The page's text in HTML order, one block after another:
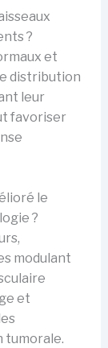
?
et
distribution
leur
favoriser
le
?
modulant
et
tumorale.